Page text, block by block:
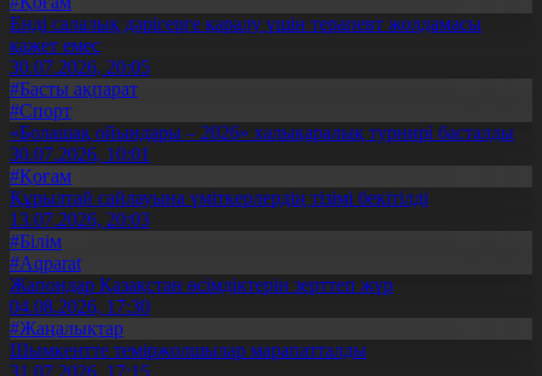
Енді салалық дәрігерге қаралу үшін терапевт жолдамасы
қажет емес
30.07.2026, 20:05
#Басты ақпарат
#Спорт
«Болашақ ойындары – 2026» халықаралық турнирі басталды
30.07.2026, 10:01
#Қоғам
Құрылтай сайлауына үміткерлердің тізімі бекітілді
13.07.2026, 20:03
#Білім
#Aqparat
Жапондар Қазақстан өсімдіктерін зерттеп жүр
04.08.2026, 17:30
#Жаңалықтар
Шымкентте теміржолшылар марапатталды
31.07.2026, 17:15